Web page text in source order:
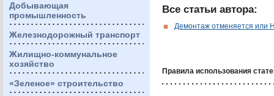
Добывающая
промышленность
Железнодорожный транспорт
Жилищно-коммунальное
хозяйство
«Зеленое» строительство
Все статьи автора:
Демонтаж отменяется или
Правила использования